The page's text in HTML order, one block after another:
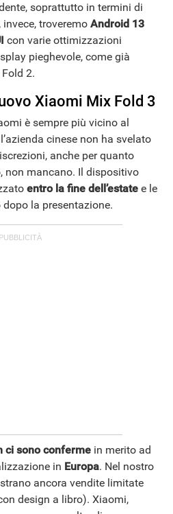
soprattutto in termini di
troveremo Android 13
con varie ottimizzazioni
pieghevole, come già
2.
Xiaomi Mix Fold 3
è sempre più vicino al
cinese non ha svelato
anche per quanto
non mancano. Il dispositivo
entro la fine dell’estate e le
la presentazione.
ci sono conferme in merito ad
in Europa. Nel nostro
ancora vendite limitate
design a libro). Xiaomi,